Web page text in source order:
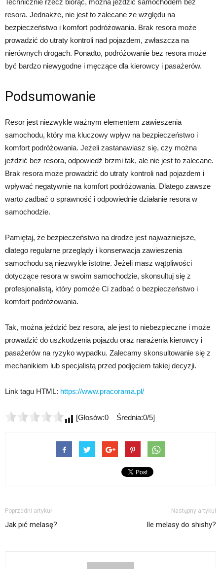
Technicznie rzecz biorąc, można jeździć samochodem bez
resora. Jednakże, nie jest to zalecane ze względu na
bezpieczeństwo i komfort podróżowania. Brak resora może
prowadzić do utraty kontroli nad pojazdem, zwłaszcza na
nierównych drogach. Ponadto, podróżowanie bez resora może
być bardzo niewygodne i męczące dla kierowcy i pasażerów.
Podsumowanie
Resor jest niezwykle ważnym elementem zawieszenia
samochodu, który ma kluczowy wpływ na bezpieczeństwo i
komfort podróżowania. Jeżeli zastanawiasz się, czy można
jeździć bez resora, odpowiedź brzmi tak, ale nie jest to zalecane.
Brak resora może prowadzić do utraty kontroli nad pojazdem i
wpływać negatywnie na komfort podróżowania. Dlatego zawsze
warto zadbać o sprawność i odpowiednie działanie resora w
samochodzie.
Pamiętaj, że bezpieczeństwo na drodze jest najważniejsze,
dlatego regularne przeglądy i konserwacja zawieszenia
samochodu są niezwykle istotne. Jeżeli masz wątpliwości
dotyczące resora w swoim samochodzie, skonsultuj się z
profesjonalistą, który pomoże Ci zadbać o bezpieczeństwo i
komfort podróżowania.
Tak, można jeździć bez resora, ale jest to niebezpieczne i może
prowadzić do uszkodzenia pojazdu oraz narażenia kierowcy i
pasażerów na ryzyko wypadku. Zalecamy skonsultowanie się z
mechanikiem lub specjalistą przed podjęciem takiej decyzji.
Link tagu HTML: https://www.pracorama.pl/
[Głosów:0 Średnia:0/5]
Poprzedni artykuł
Jak pić melasę?
Następny artykuł
Ile melasy do shishy?